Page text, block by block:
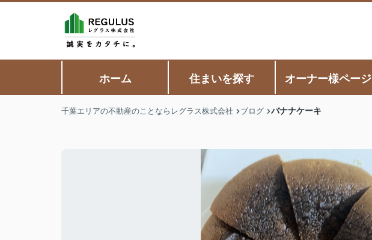
ホーム 住まいを探す オーナー様ページ
千葉エリアの不動産のことならレグラス株式会社 ブログ バナナケーキ